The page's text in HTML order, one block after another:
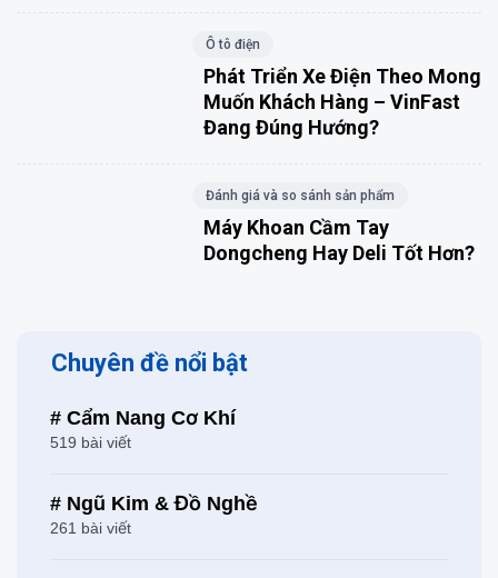
Ô tô điện
Phát Triển Xe Điện Theo Mong
Muốn Khách Hàng – VinFast
Đang Đúng Hướng?
Đánh giá và so sánh sản phẩm
Máy Khoan Cầm Tay
Dongcheng Hay Deli Tốt Hơn?
Chuyên đề nổi bật
# Cẩm Nang Cơ Khí
519 bài viết
# Ngũ Kim & Đồ Nghề
261 bài viết